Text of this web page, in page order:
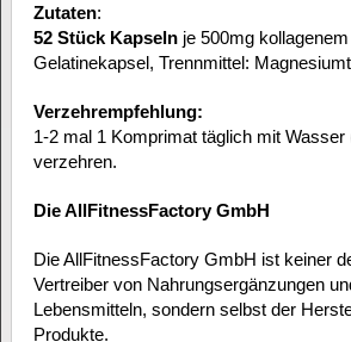
Zutaten:
52 Stück Kapselnje 500mg
Gelatinekapsel, Trennmittel:
Verzehrempfehlung:
1-2 mal 1 Komprimat täglich mit Wasser
verzehren.
Die AllFitnessFactory GmbH
Die AllFitnessFactory GmbH ist keiner
Vertreiber von Nahrungsergänzungen
Lebensmitteln, sondern selbst der
Produkte.